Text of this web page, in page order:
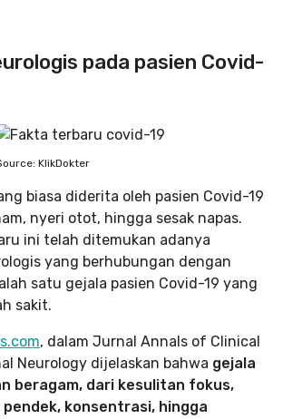
pada pasien Covid-
KlikDokter
biasa diderita oleh pasien Covid-19
nyeri otot, hingga sesak napas.
ini telah ditemukan adanya
yang berhubungan dengan
satu gejala pasien Covid-19 yang
sakit.
, dalam Jurnal Annals of Clinical
Neurology dijelaskan bahwa gejala
beragam, dari kesulitan fokus,
pendek, konsentrasi, hingga